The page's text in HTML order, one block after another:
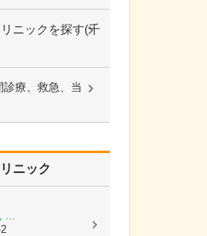
ニックを探す(千
療、救急、当
ニック
...